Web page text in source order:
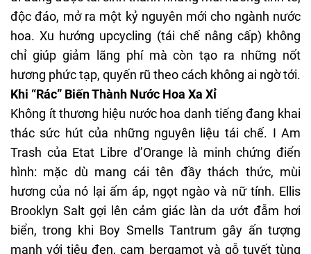
độc đáo, mở ra một kỷ nguyên mới cho ngành nước
hoa. Xu hướng upcycling (tái chế nâng cấp) không
chỉ giúp giảm lãng phí mà còn tạo ra những nốt
hương phức tạp, quyến rũ theo cách không ai ngờ tới.
Khi “Rác” Biến Thành Nước Hoa Xa Xỉ
Không ít thương hiệu nước hoa danh tiếng đang khai
thác sức hút của những nguyên liệu tái chế. I Am
Trash của Etat Libre d’Orange là minh chứng điển
hình: mặc dù mang cái tên đầy thách thức, mùi
hương của nó lại ấm áp, ngọt ngào và nữ tính. Ellis
Brooklyn Salt gợi lên cảm giác làn da ướt đẫm hơi
biển, trong khi Boy Smells Tantrum gây ấn tượng
mạnh với tiêu đen, cam bergamot và gỗ tuyết tùng